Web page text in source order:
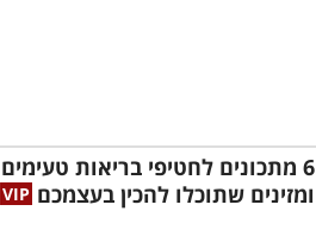
6 מתכונים לחטיפי בריאות טעימים
ומזינים שתוכלו להכין בעצמכם